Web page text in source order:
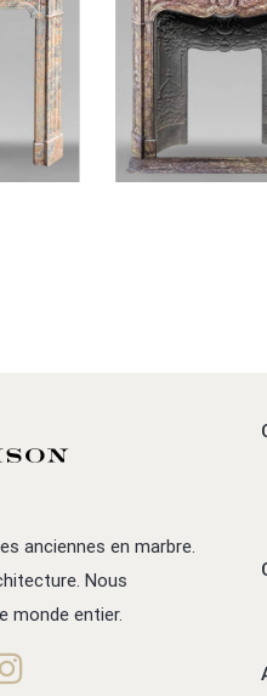
anciennes en marbre.
Nous
monde entier.